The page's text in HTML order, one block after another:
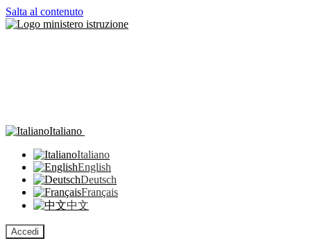
Salta al contenuto
Italiano
Italiano
English
Deutsch
Français
中文
Accedi